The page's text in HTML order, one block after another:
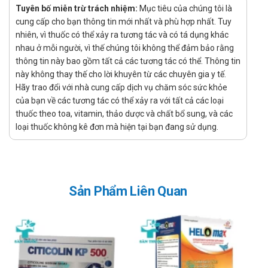
Dạng viên
Công dụng - Chỉ định của Mộc Tràng
Vị Vipharco
Công dụng:
Hỗ trợ tăng cường tiêu hoá, giảm các triệu chứng viêm đại
tràng, rối loạn tiêu hoá, hoá tiêu đau bụng, đi ngoài nhiều
lần.
lỏng, nát.
Hướng dẫn sử dụng Mộc Tràng
Vị Vipharco
Cách dùng:
Tuyên bố miễn trừ trách nhiệm: Mục tiêu của chúng tôi là
cung cấp cho bạn thông tin mới nhất và phù hợp nhất. Tuy
nhiên, vì thuốc có thể xảy ra tương tác và có tá dụng khác
nhau ở mỗi người, vì thế chúng tôi không thể đảm bảo rằng
thông tin này bao gồm tất cả các tương tác có thể. Thông tin
này không thay thế cho lời khuyên từ các chuyên gia y tế.
Hãy trao đổi với nhà cung cấp dịch vụ chăm sóc sức khỏe
của bạn về các tương tác có thể xảy ra với tất cả các loại
thuốc theo toa, vitamin, thảo dược và chất bổ sung, và các
loại thuốc không kê đơn mà hiện tại bạn đang sử dụng.
Sản Phẩm Liên Quan